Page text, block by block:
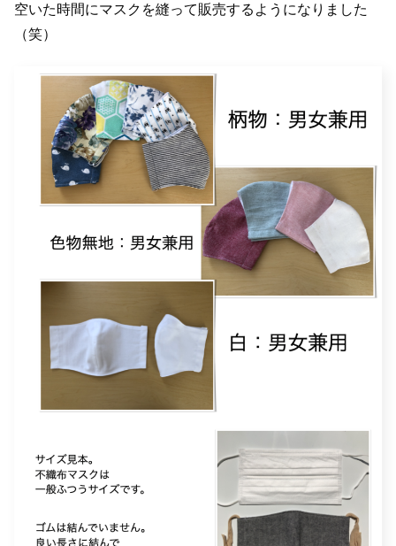
空いた時間にマスクを縫って販売するようになりました
（笑）